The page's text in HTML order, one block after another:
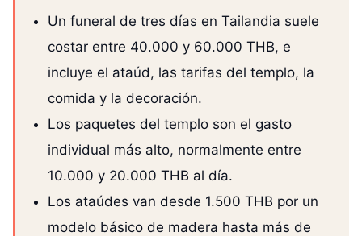
Un funeral de tres días en Tailandia suele
costar entre 40.000 y 60.000 THB, e
incluye el ataúd, las tarifas del templo, la
comida y la decoración.
Los paquetes del templo son el gasto
individual más alto, normalmente entre
10.000 y 20.000 THB al día.
Los ataúdes van desde 1.500 THB por un
modelo básico de madera hasta más de